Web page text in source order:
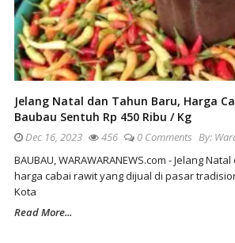
Jelang Natal dan Tahun Baru, Harga
Baubau Sentuh Rp 450 Ribu / Kg
Dec 16, 2023 456 0 Comments By:
BAUBAU, WARAWARANEWS.com - Jelang
harga cabai rawit yang dijual di pasar
Kota
Read More...